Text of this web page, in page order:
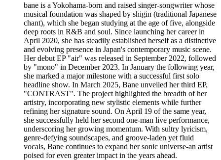
bane is a Yokohama-born and raised singer-songwriter whose
musical foundation was shaped by shigin (traditional Japanese
chant), which she began studying at the age of five, alongside
deep roots in R&B and soul. Since launching her career in
April 2020, she has steadily established herself as a distinctive
and evolving presence in Japan's contemporary music scene.
Her debut EP "air" was released in September 2022, followed
by "mono" in December 2023. In January the following year,
she marked a major milestone with a successful first solo
headline show. In March 2025, Bane unveiled her third EP,
"CONTRAST". The project highlighted the breadth of her
artistry, incorporating new stylistic elements while further
refining her signature sound. On April 19 of the same year,
she successfully held her second one-man live performance,
underscoring her growing momentum. With sultry lyricism,
genre-defying soundscapes, and groove-laden yet fluid
vocals, Bane continues to expand her sonic universe-an artist
poised for even greater impact in the years ahead.